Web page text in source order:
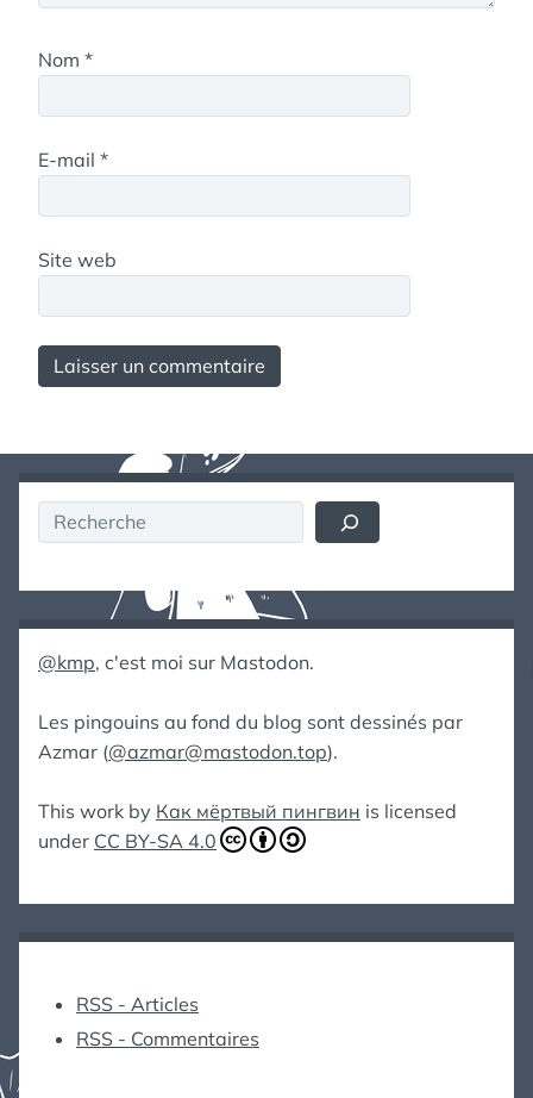
Nom *
E-mail *
Site web
Rechercher
@kmp, c'est moi sur Mastodon.
Les pingouins au fond du blog sont dessinés par
Azmar (@azmar@mastodon.top).
This work by Как мёртвый пингвин is licensed
under CC BY-SA 4.0
RSS - Articles
RSS - Commentaires